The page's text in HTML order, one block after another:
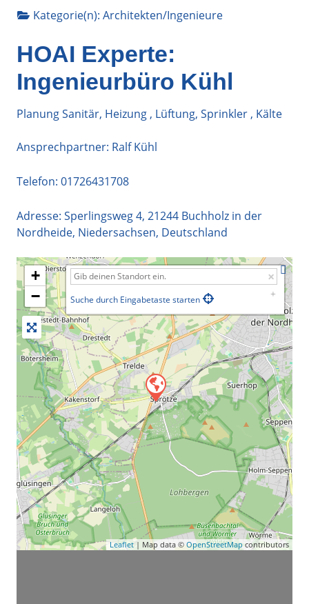
Kategorie(n): Architekten/Ingenieure
HOAI Experte:
Ingenieurbüro Kühl
Planung Sanitär, Heizung , Lüftung, Sprinkler , Kälte
Ansprechpartner: Ralf Kühl
Telefon: 01726431708
Adresse: Sperlingsweg 4, 21244 Buchholz in der
Nordheide, Niedersachsen, Deutschland
+
−
Suche durch Eingabetaste starten
Leaflet| Map data © OpenStreetMap contributors